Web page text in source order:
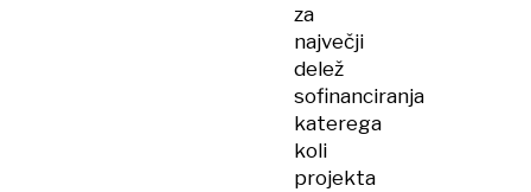
za
največji
delež
sofinanciranja
katerega
koli
projekta